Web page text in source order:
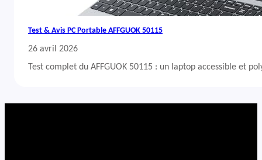
Test & Avis PC Portable AFFGUOK 50115
26 avril 2026
Test complet du AFFGUOK 50115 : un laptop accessible